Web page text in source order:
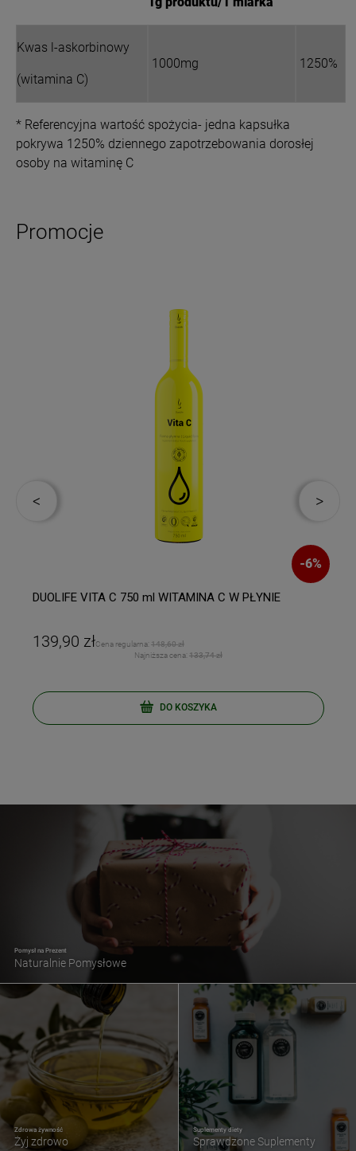
Kwas l-askorbinowy
(witamina C)
1000mg 1250%
* Referencyjna wartość spożycia- jedna kapsułka
pokrywa 1250% dziennego zapotrzebowania dorosłej
osoby na witaminę C
Promocje
-6%
DUOLIFE VITA C 750 ml WITAMINA C W PŁYNIE
139,90 złCena regularna: 148,60 zł
Najniższa cena: 133,74 zł
DO KOSZYKA
Pomysł na Prezent
Naturalnie Pomysłowe
Zdrowa żywność
Żyj zdrowo
Suplementy diety
Sprawdzone Suplementy